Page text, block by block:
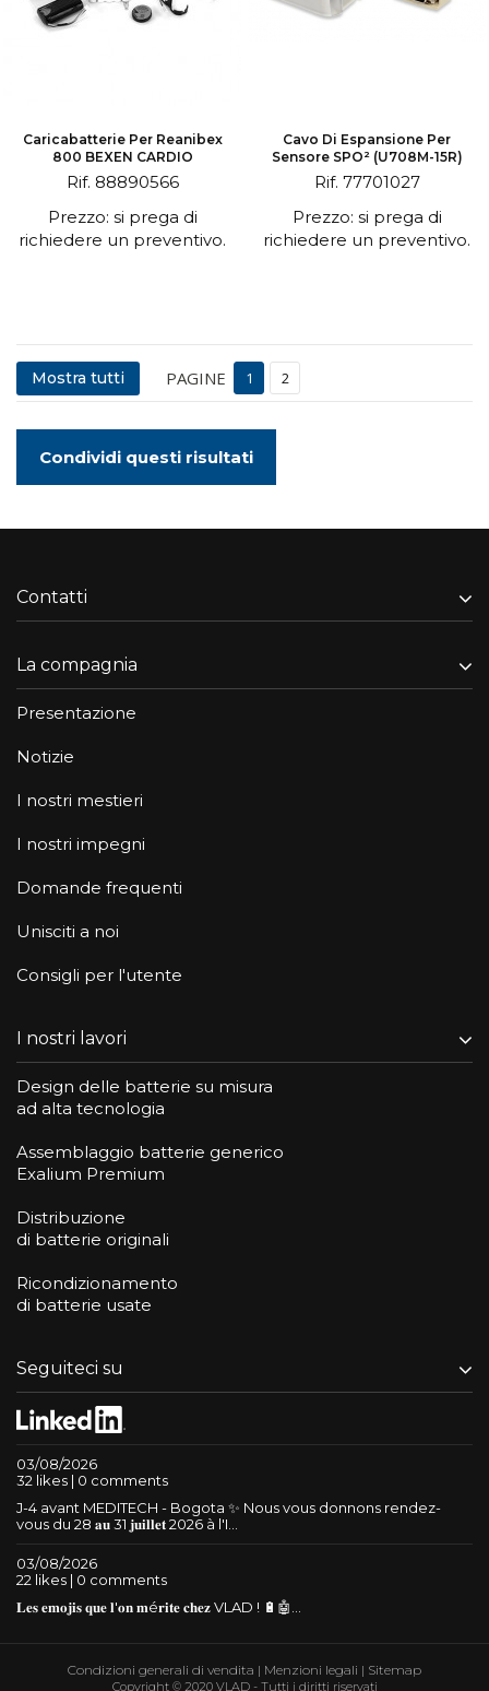
Caricabatterie Per Reanibex
800 BEXEN CARDIO
Rif. 88890566
Prezzo: si prega di
richiedere un preventivo.
Cavo Di Espansione Per
Sensore SPO² (U708M-15R)
Rif. 77701027
Prezzo: si prega di
richiedere un preventivo.
Mostra tutti PAGINE 1 2
Condividi questi risultati
Contatti
La compagnia
Presentazione
Notizie
I nostri mestieri
I nostri impegni
Domande frequenti
Unisciti a noi
Consigli per l'utente
I nostri lavori
Design delle batterie su misura
ad alta tecnologia
Assemblaggio batterie generico
Exalium Premium
Distribuzione
di batterie originali
Ricondizionamento
di batterie usate
Seguiteci su
03/08/2026
32 likes | 0 comments
J-4 avant MEDITECH - Bogota ✨ Nous vous donnons rendez-
vous du 28 𝐚𝐮 31 𝐣𝐮𝐢𝐥𝐥𝐞𝐭 2026 à l'I...
03/08/2026
22 likes | 0 comments
𝐋𝐞𝐬 𝐞𝐦𝐨𝐣𝐢𝐬 𝐪𝐮𝐞 𝐥'𝐨𝐧 𝐦é𝐫𝐢𝐭𝐞 𝐜𝐡𝐞𝐳 VLAD ! 🔋🤖...
Copyright © 2020 VLAD - Tutti i diritti riservati
Condizioni generali di vendita | Menzioni legali | Sitemap